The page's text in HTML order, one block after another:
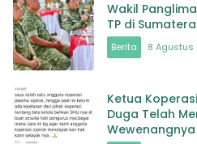
Wakil
TP di
Berita 8 Agustus
Ketua
Duga Telah
Wewenangnya